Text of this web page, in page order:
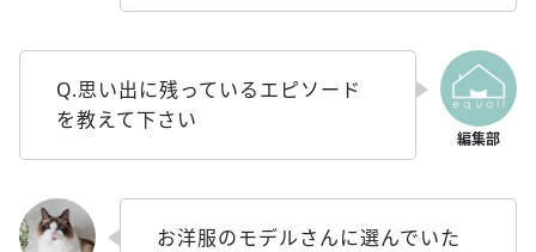
Q.思い出に残っているエピソード
を教えて下さい
お洋服のモデルさんに選んでいた